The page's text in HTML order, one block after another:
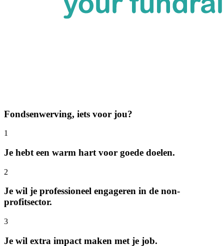
Fondsenwerving, iets voor jou?
1
Je hebt een warm hart voor goede doelen.
2
Je wil je professioneel engageren in de non-
profitsector.
3
Je wil extra impact maken met je job.